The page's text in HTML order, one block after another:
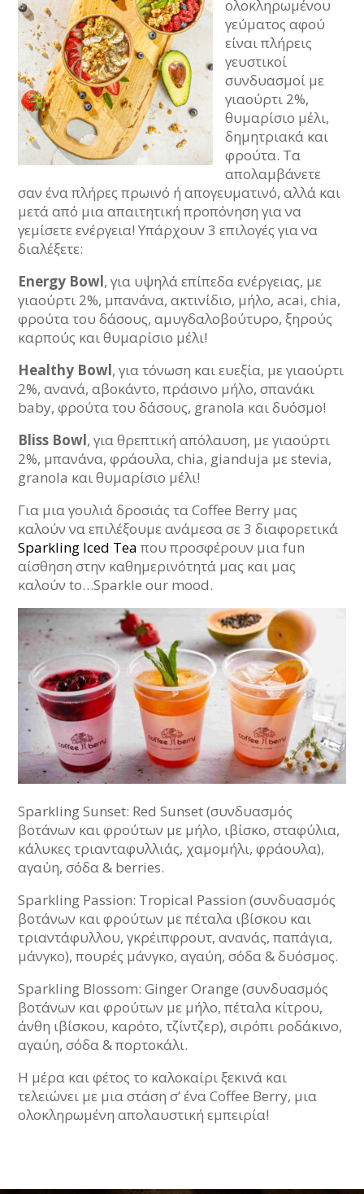
ολοκληρωμένου
γεύματος αφού
είναι πλήρεις
γευστικοί
συνδυασμοί με
γιαούρτι 2%,
θυμαρίσιο μέλι,
δημητριακά και
φρούτα. Τα
απολαμβάνετε
σαν ένα πλήρες πρωινό ή απογευματινό, αλλά και
μετά από μια απαιτητική προπόνηση για να
γεμίσετε ενέργεια! Υπάρχουν 3 επιλογές για να
διαλέξετε:
Energy Bowl, για υψηλά επίπεδα ενέργειας, με
γιαούρτι 2%, μπανάνα, ακτινίδιο, μήλο, acai, chia,
φρούτα του δάσους, αμυγδαλοβούτυρο, ξηρούς
καρπούς και θυμαρίσιο μέλι!
Healthy Bowl, για τόνωση και ευεξία, με γιαούρτι
2%, ανανά, αβοκάντο, πράσινο μήλο, σπανάκι
baby, φρούτα του δάσους, granola και δυόσμο!
Bliss Bowl, για θρεπτική απόλαυση, με γιαούρτι
2%, μπανάνα, φράουλα, chia, gianduja με stevia,
granola και θυμαρίσιο μέλι!
Για μια γουλιά δροσιάς τα Coffee Berry μας
καλούν να επιλέξουμε ανάμεσα σε 3 διαφορετικά
Sparkling Iced Tea που προσφέρουν μια fun
αίσθηση στην καθημερινότητά μας και μας
καλούν to…Sparkle our mood.
Sparkling Sunset: Red Sunset (συνδυασμός
βοτάνων και φρούτων με μήλο, ιβίσκο, σταφύλια,
κάλυκες τριανταφυλλιάς, χαμομήλι, φράουλα),
αγαύη, σόδα & berries.
Sparkling Passion: Tropical Passion (συνδυασμός
βοτάνων και φρούτων με πέταλα ιβίσκου και
τριαντάφυλλου, γκρέιπφρουτ, ανανάς, παπάγια,
μάνγκο), πουρές μάνγκο, αγαύη, σόδα & δυόσμος.
Sparkling Blossom: Ginger Orange (συνδυασμός
βοτάνων και φρούτων με μήλο, πέταλα κίτρου,
άνθη ιβίσκου, καρότο, τζίντζερ), σιρόπι ροδάκινο,
αγαύη, σόδα & πορτοκάλι.
Η μέρα και φέτος το καλοκαίρι ξεκινά και
τελειώνει με μια στάση σ’ ένα Coffee Berry, μια
ολοκληρωμένη απολαυστική εμπειρία!